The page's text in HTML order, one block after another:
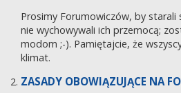
Prosimy Forumowiczów, by starali
nie wychowywali ich przemocą;
modom ;-). Pamiętajcie, że
klimat.
ZASADY OBOWIĄZUJĄCE NA